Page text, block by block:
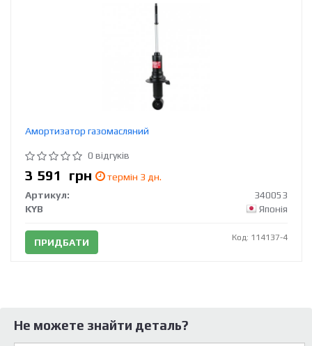
Амортизатор газомасляний
0 відгуків
3 591 грн
термін 3 дн.
Артикул:
340053
KYB
Японія
ПРИДБАТИ Код: 114137-4
Не можете знайти деталь?